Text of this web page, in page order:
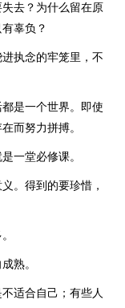
去？为什么留在原
辜负？
执念的牢笼里，不
是一个世界。即使
而努力拼搏。
一堂必修课。
。得到的要珍惜，
熟。
适合自己；有些人